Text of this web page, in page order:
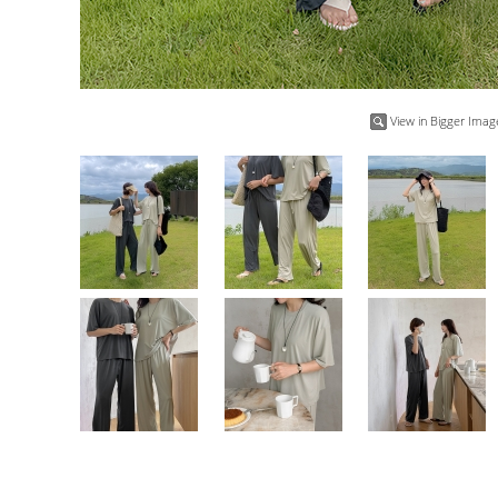
View in Bigger